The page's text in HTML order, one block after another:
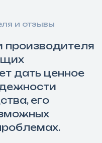
и отзывы
производителя
дать ценное
его